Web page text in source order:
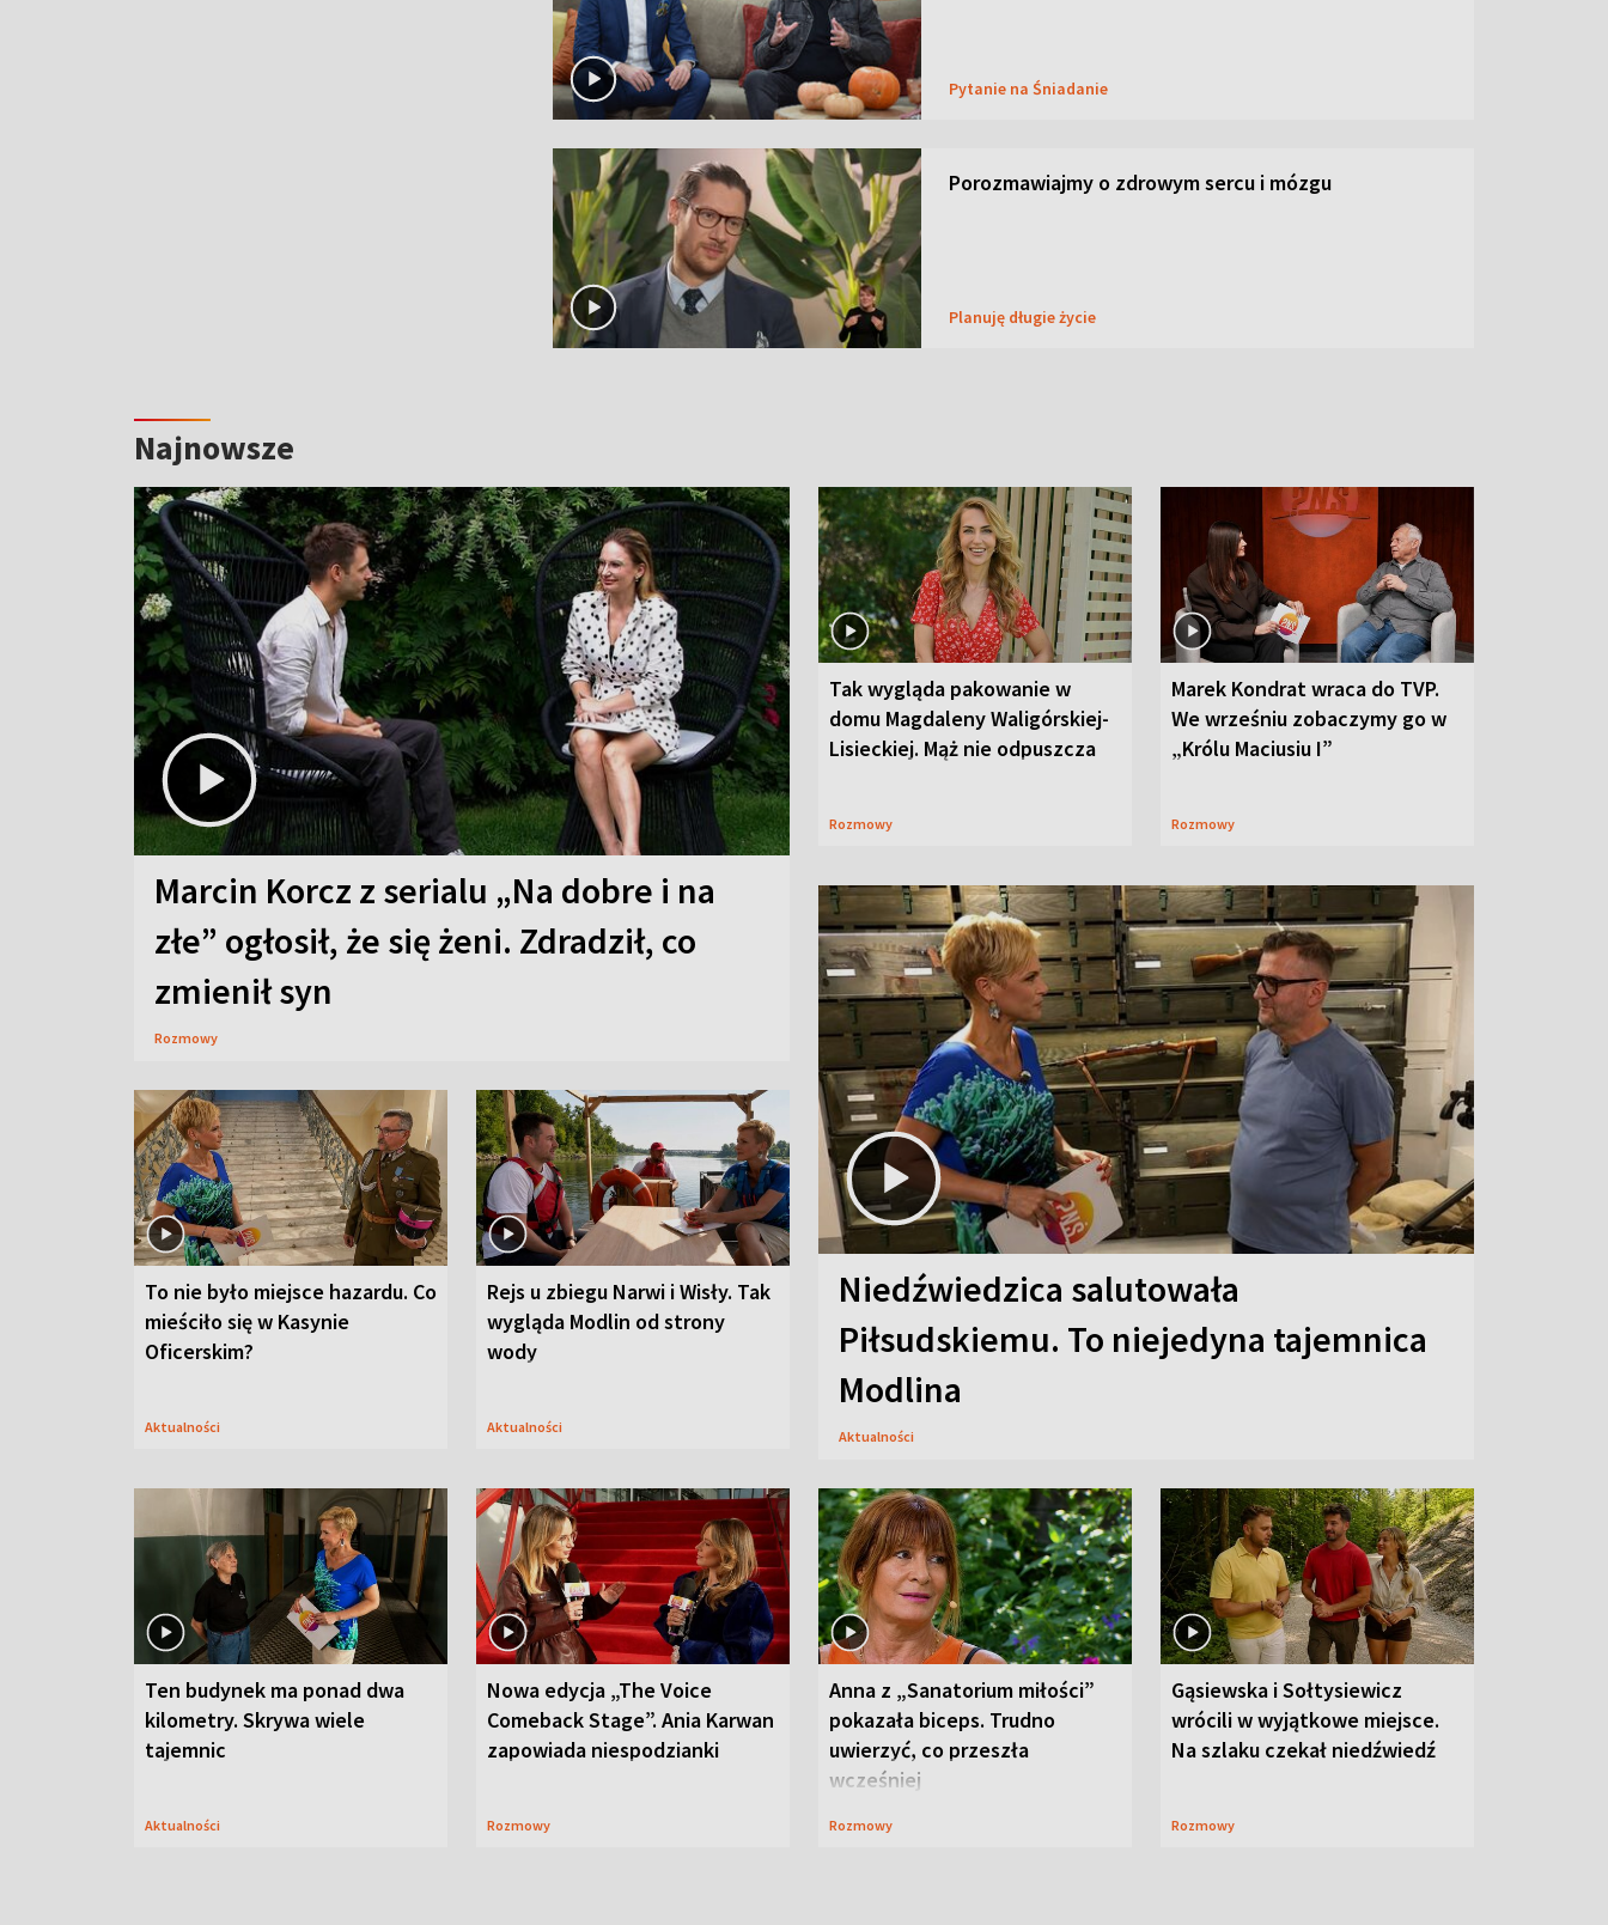
Pytanie na Śniadanie
Porozmawiajmy o zdrowym sercu i mózgu
Planuję długie życie
Najnowsze
Marcin Korcz z serialu „Na dobre i na
złe” ogłosił, że się żeni. Zdradził, co
zmienił syn
Rozmowy
Tak wygląda pakowanie w
domu Magdaleny Waligórskiej-
Lisieckiej. Mąż nie odpuszcza
Rozmowy
Marek Kondrat wraca do TVP.
We wrześniu zobaczymy go w
„Królu Maciusiu I”
Rozmowy
To nie było miejsce hazardu. Co
mieściło się w Kasynie
Oficerskim?
Aktualności
Rejs u zbiegu Narwi i Wisły. Tak
wygląda Modlin od strony
wody
Aktualności
Niedźwiedzica salutowała
Piłsudskiemu. To niejedyna tajemnica
Modlina
Aktualności
Ten budynek ma ponad dwa
kilometry. Skrywa wiele
tajemnic
Aktualności
Nowa edycja „The Voice
Comeback Stage”. Ania Karwan
zapowiada niespodzianki
Rozmowy
Anna z „Sanatorium miłości”
pokazała biceps. Trudno
uwierzyć, co przeszła
wcześniej
Rozmowy
Gąsiewska i Sołtysiewicz
wrócili w wyjątkowe miejsce.
Na szlaku czekał niedźwiedź
Rozmowy